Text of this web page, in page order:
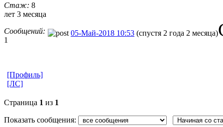
Стаж: 8
лет 3 месяца
Сообщений:
1
05-Май-2018 10:53 (спустя 2 года 2 месяца)
[Профиль]
[ЛС]
Страница 1 из 1
Показать сообщения: